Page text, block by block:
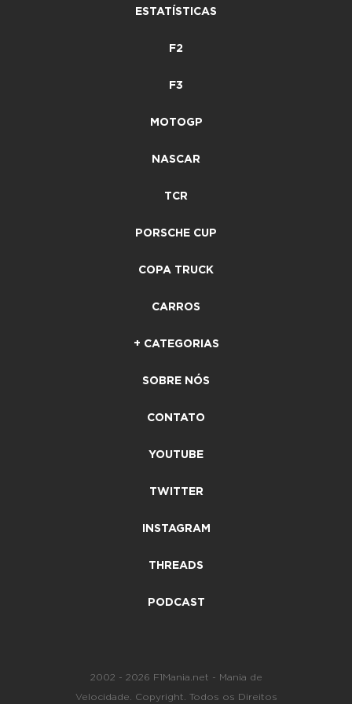
ESTATÍSTICAS
F2
F3
MOTOGP
NASCAR
TCR
PORSCHE CUP
COPA TRUCK
CARROS
+ CATEGORIAS
SOBRE NÓS
CONTATO
YOUTUBE
TWITTER
INSTAGRAM
THREADS
PODCAST
2002 - 2026 F1Mania.net - Mania de
Velocidade. Copyright. Todos os Direitos